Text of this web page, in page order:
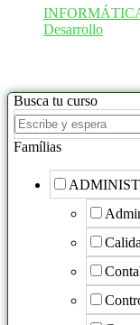
Desarrollo
Busca tu curso
Buscar
productos:
Famílias